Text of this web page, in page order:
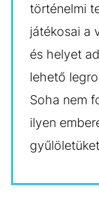
történelmi
játékosai a
és helyet
lehető
Soha nem
ilyen